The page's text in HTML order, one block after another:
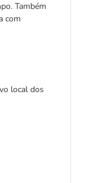
Também
com
local dos